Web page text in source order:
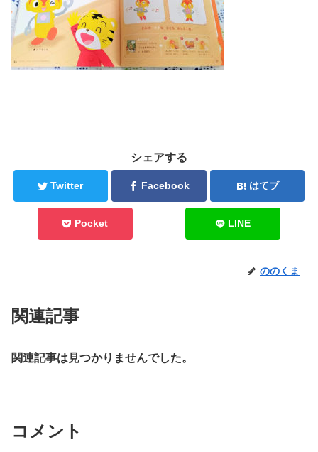
シェアする
Twitter Facebook はてブ
Pocket LINE
ののくま
関連記事
関連記事は見つかりませんでした。
コメント